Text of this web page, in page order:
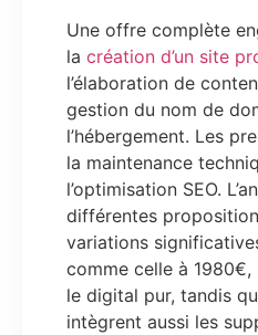
Une offre complète
la création d’un site
l’élaboration de
gestion du nom de
l’hébergement. Les
la maintenance
l’optimisation SEO.
différentes
variations
comme celle à
le digital pur, tandis
intègrent aussi les